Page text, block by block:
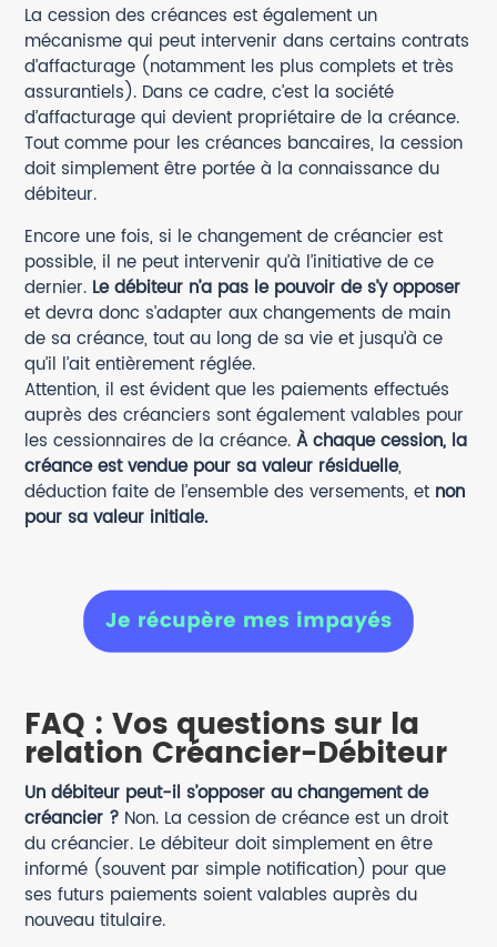
La cession des créances est également un
mécanisme qui peut intervenir dans certains contrats
d’affacturage (notamment les plus complets et très
assurantiels). Dans ce cadre, c’est la société
d’affacturage qui devient propriétaire de la créance.
Tout comme pour les créances bancaires, la cession
doit simplement être portée à la connaissance du
débiteur.
Encore une fois, si le changement de créancier est
possible, il ne peut intervenir qu’à l’initiative de ce
dernier. Le débiteur n’a pas le pouvoir de s’y opposer
et devra donc s’adapter aux changements de main
de sa créance, tout au long de sa vie et jusqu’à ce
qu’il l’ait entièrement réglée.
Attention, il est évident que les paiements effectués
auprès des créanciers sont également valables pour
les cessionnaires de la créance.À chaque cession, la
créance est vendue pour sa valeur résiduelle,
déduction faite de l’ensemble des versements, et non
pour sa valeur initiale.
FAQ : Vos questions sur la
relation Créancier-Débiteur
Un débiteur peut-il s’opposer au changement de
créancier ? Non. La cession de créance est un droit
du créancier. Le débiteur doit simplement en être
informé (souvent par simple notification) pour que
ses futurs paiements soient valables auprès du
nouveau titulaire.